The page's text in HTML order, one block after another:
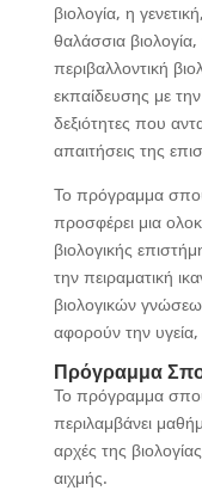
βιολογία, η
θαλάσσια
περιβαλλοντική
εκπαίδευσης με
δεξιότητες που
απαιτήσεις της
Το πρόγραμμα
προσφέρει μια
βιολογικής
την πειραματική
βιολογικών
αφορούν την υγεία,
Πρόγραμμα
Το πρόγραμμα
περιλαμβάνει
αρχές της
αιχμής.